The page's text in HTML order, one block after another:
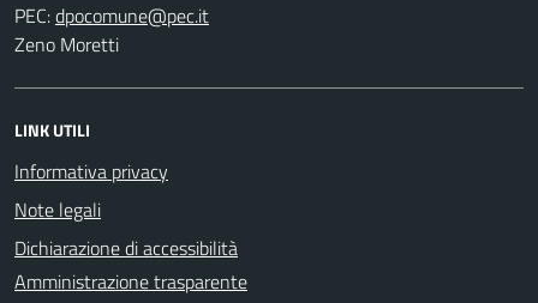
PEC:
Zeno Moretti
LINK UTILI
Informativa privacy
Note legali
Dichiarazione di accessibilità
Amministrazione trasparente